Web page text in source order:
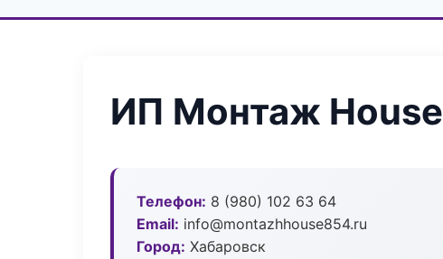
ИП Монтаж House
Телефон: 8 (980) 102 63 64
Email: info@montazhhouse854.ru
Город: Хабаровск